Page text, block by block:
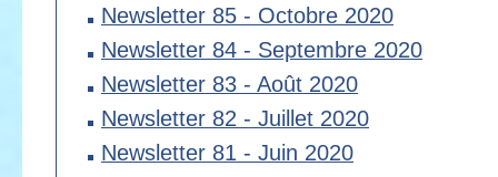
Newsletter 85 - Octobre 2020
Newsletter 84 - Septembre 2020
Newsletter 83 - Août 2020
Newsletter 82 - Juillet 2020
Newsletter 81 - Juin 2020